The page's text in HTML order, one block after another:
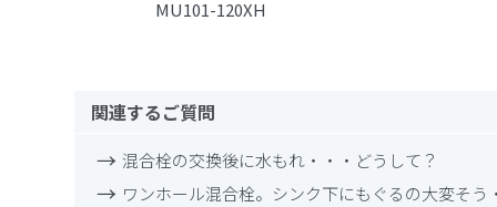
MU101-120XH
関連するご質問
混合栓の交換後に水もれ・・・どうして？
ワンホール混合栓。シンク下にもぐるの大変そう